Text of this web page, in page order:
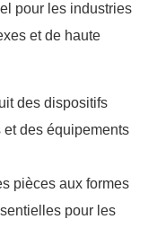
pour les industries
et de haute
des dispositifs
des équipements
pièces aux formes
pour les